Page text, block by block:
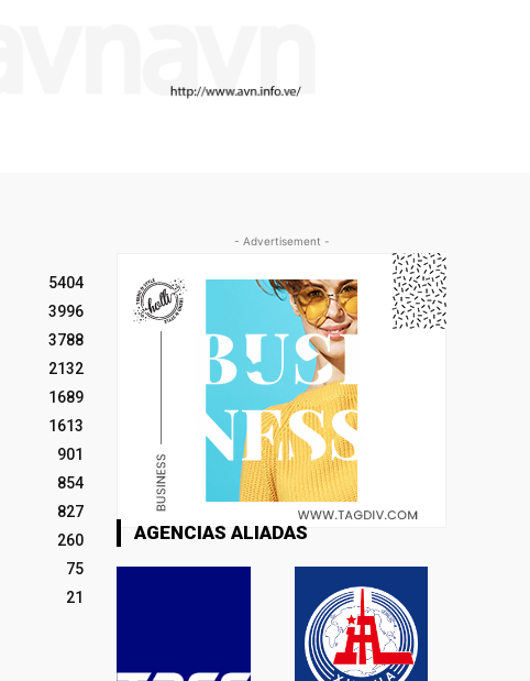
5404
3996
3788
2132
1689
1613
901
854
827
260
75
21
- Advertisement -
AGENCIAS ALIADAS